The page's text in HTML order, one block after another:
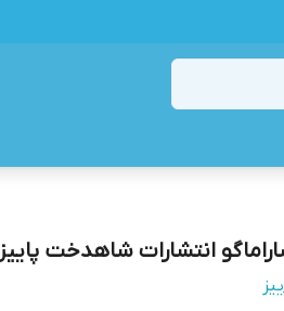
انتشارات شاهدخت پاییز